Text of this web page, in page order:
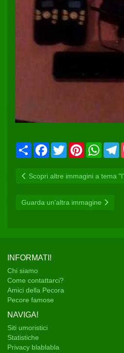
C
d
i
v
i
d
i
F
e
b
o
o
k
T
w
t
t
e
r
t
e
r
e
s
t
W
t
s
A
p
p
T
e
g
r
Scopri altre immagini a tema
Guarda un'altra immagine
INFORMATI!
Chi siamo
Come contattarci?
Amici della Pecora
Pecore famose
NAVIGA!
Siti umoristici
Statistiche
Privacy blablabla